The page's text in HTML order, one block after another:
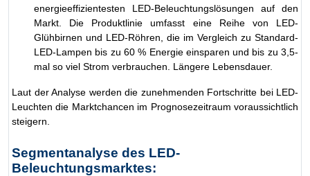
energieeffizientesten LED-Beleuchtungslösungen auf den
Markt. Die Produktlinie umfasst eine Reihe von LED-
Glühbirnen und LED-Röhren, die im Vergleich zu Standard-
LED-Lampen bis zu 60 % Energie einsparen und bis zu 3,5-
mal so viel Strom verbrauchen. Längere Lebensdauer.
Laut der Analyse werden die zunehmenden Fortschritte bei LED-
Leuchten die Marktchancen im Prognosezeitraum voraussichtlich
steigern.
Segmentanalyse des LED-
Beleuchtungsmarktes: